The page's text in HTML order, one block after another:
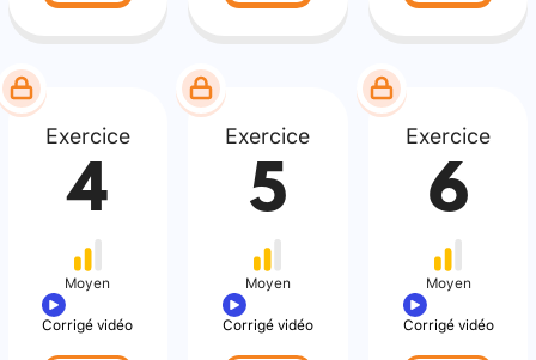
Exercice
4
Moyen
Corrigé vidéo
Exercice
5
Moyen
Corrigé vidéo
Exercice
6
Moyen
Corrigé vidéo